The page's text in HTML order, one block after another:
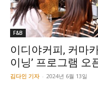
F&B
이디야커피, 커마
이닝’ 프로그램 오
김다인 기자 - 2024년 6월 13일